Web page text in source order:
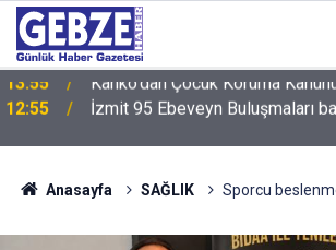
12:55 İzmit 95 Ebeveyn Buluşmaları
Anasayfa SAĞLIK Sporcu